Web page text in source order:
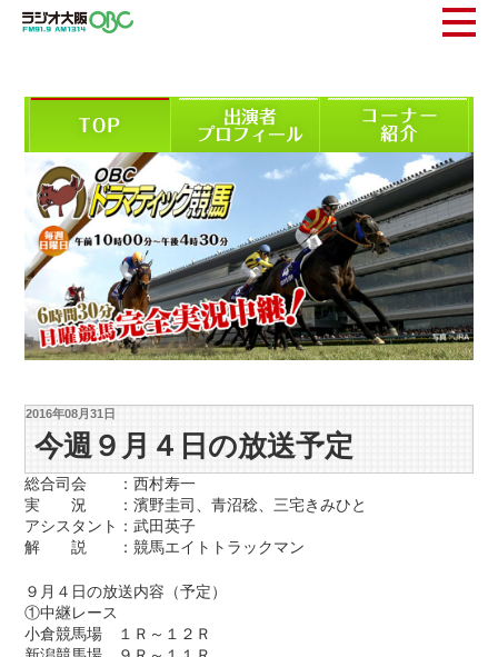
2016年08月31日
今週９月４日の放送予定
総合司会 ：西村寿一
実 況 ：濱野圭司、青沼稔、三宅きみひと
アシスタント：武田英子
解 説 ：競馬エイトトラックマン
９月４日の放送内容（予定）
①中継レース
小倉競馬場 １Ｒ～１２Ｒ